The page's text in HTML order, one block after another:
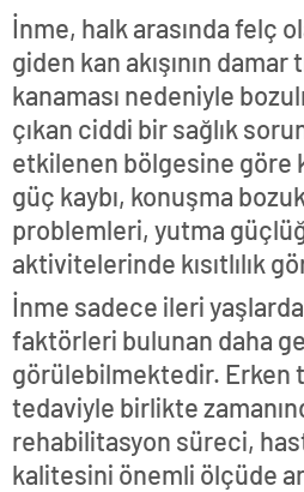
İnme, halk arasında felç
giden kan akışının damar
kanaması nedeniyle
çıkan ciddi bir sağlık
etkilenen bölgesine göre
güç kaybı, konuşma
problemleri, yutma
aktivitelerinde kısıtlılık
İnme sadece ileri
faktörleri bulunan daha
görülebilmektedir. Erken
tedaviyle birlikte
rehabilitasyon süreci,
kalitesini önemli ölçüde